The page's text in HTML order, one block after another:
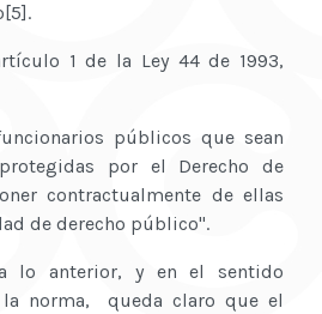
1 de la Ley 44 de 1993,
públicos que sean
por el Derecho de
contractualmente de ellas
de derecho público".
lo anterior, y en el sentido
norma, queda claro que el